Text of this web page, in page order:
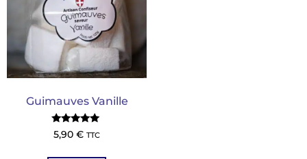
Guimauves Vanille
Note
5.00
5,90 € TTC